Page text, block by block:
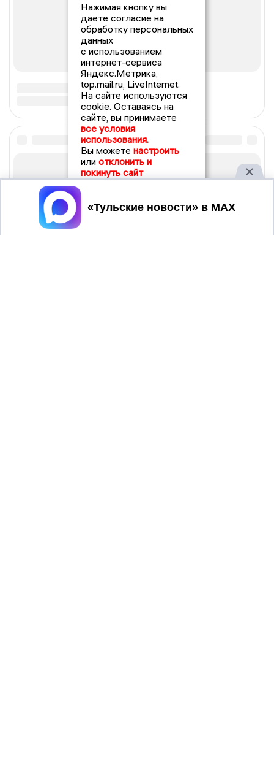
Нажимая кнопку вы
даете согласие на
обработку персональных
данных
с использованием
интернет-сервиса
Яндекс.Метрика,
top.mail.ru, LiveInternet.
На сайте используются
cookie. Оставаясь на
сайте, вы принимаете
все условия
использования.
Вы можете настроить
или отклонить и
покинуть сайт
Принять